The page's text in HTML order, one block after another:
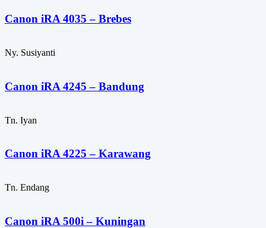
Canon iRA 4035 – Brebes
Ny. Susiyanti
Canon iRA 4245 – Bandung
Tn. Iyan
Canon iRA 4225 – Karawang
Tn. Endang
Canon iRA 500i – Kuningan